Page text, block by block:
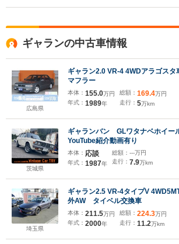
ギャランの中古車情報
広島県
ギャラン2.0 VR-4 4WDアラゴス
マフラー
本体： 155.0万円
年式： 1989年
総額： 169.4万円
走行： 5万km
茨城県
ギャランバン GLワタナベホイー
YouTube紹介動画有り
本体： 応談
年式： 1987年
総額： ---万円
走行： 7.9万km
埼玉県
ギャラン2.5 VR-4タイプV
外AW タイベル交換車
本体： 211.5万円
年式： 2000年
総額： 224.3万円
走行： 11.2万km